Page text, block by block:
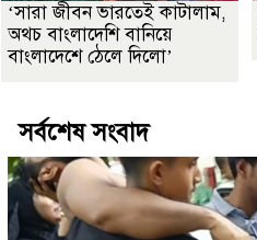
‘সারা জীবন ভারতেই কাটালাম,
অথচ বাংলাদেশি বানিয়ে
বাংলাদেশে ঠেলে দিলো’
সর্বশেষ সংবাদ